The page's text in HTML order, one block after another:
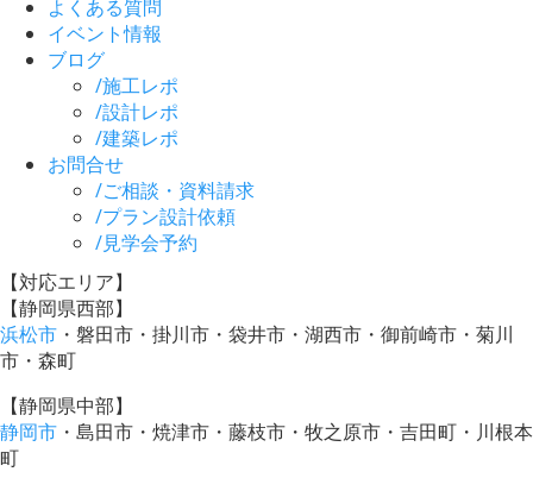
よくある質問
イベント情報
ブログ
/施工レポ
/設計レポ
/建築レポ
お問合せ
/ご相談・資料請求
/プラン設計依頼
/見学会予約
【対応エリア】
【静岡県西部】
浜松市 ・磐田市・掛川市・袋井市・湖西市・御前崎市・菊川
市・森町
【静岡県中部】
静岡市 ・島田市・焼津市・藤枝市・牧之原市・吉田町・川根本
町